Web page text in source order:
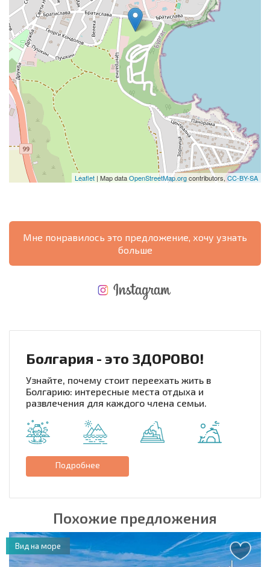
Leaflet | Map dataOpenStreetMap.orgcontributors, CC-BY-SA
Мне понравилось это предложение, хочу узнать
больше
Болгария - это ЗДОРОВО!
Узнайте, почему стоит переехать жить в
Болгарию: интересные места отдыха и
развлечения для каждого члена семьи.
Подробнее
Похожие предложения
Вид на море